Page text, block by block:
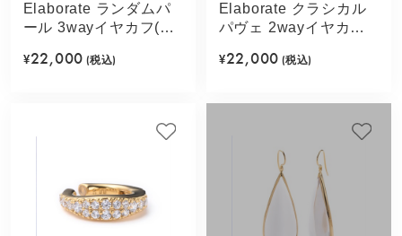
Elaborate ランダムパ
ール 3wayイヤカフ(ゴ
¥22,000 (税込)
Elaborate クラシカル
パヴェ 2wayイヤカフ
¥22,000 (税込)